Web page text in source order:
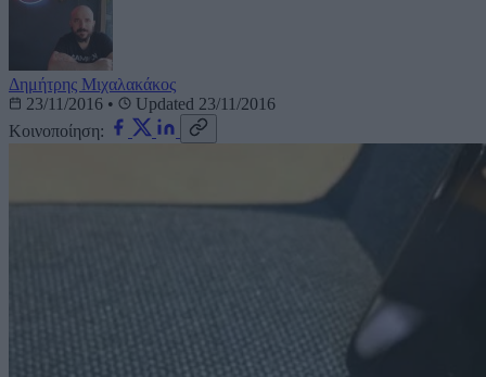
Δημήτρης Μιχαλακάκος
23/11/2016 •
Updated 23/11/2016
Κοινοποίηση: